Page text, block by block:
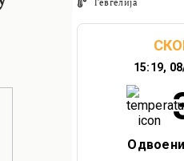
Гевгелија
15:19,